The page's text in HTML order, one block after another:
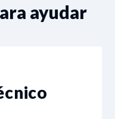
ayudar